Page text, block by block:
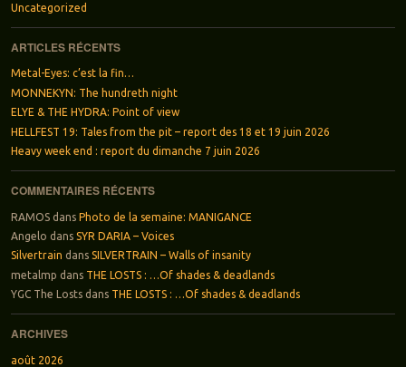
Uncategorized
ARTICLES RÉCENTS
Metal-Eyes: c’est la fin…
MONNEKYN: The hundreth night
ELYE & THE HYDRA: Point of view
HELLFEST 19: Tales from the pit – report des 18 et 19 juin 2026
Heavy week end : report du dimanche 7 juin 2026
COMMENTAIRES RÉCENTS
RAMOSdans Photo de la semaine: MANIGANCE
Angelo dans SYR DARIA – Voices
Silvertrain dans SILVERTRAIN – Walls of insanity
metalmp dans THE LOSTS : …Of shades & deadlands
YGC The Lostsdans THE LOSTS : …Of shades & deadlands
ARCHIVES
août 2026